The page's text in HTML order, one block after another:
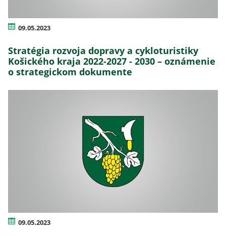
09.05.2023
Stratégia rozvoja dopravy a cykloturistiky
Košického kraja 2022-2027 - 2030 – oznámenie
o strategickom dokumente
09.05.2023